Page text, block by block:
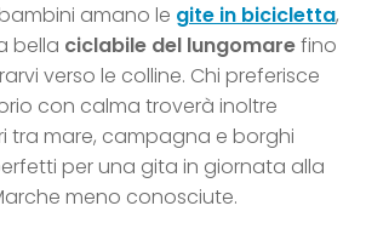
amano le gite in bicicletta,
bella ciclabile del lungomarefino
verso le colline. Chi preferisce
con calma troverà inoltre
tra mare, campagna e borghi
per una gita in giornata alla
meno conosciute.